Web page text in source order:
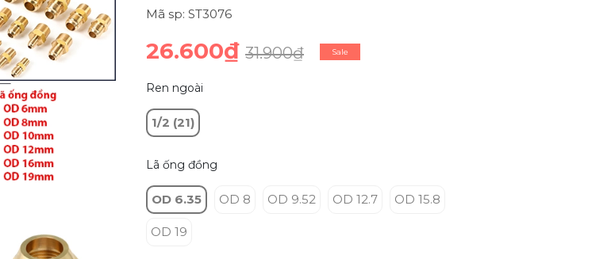
Mã sp: ST3076
26.600₫ 31.900₫ Sale
Ren ngoài
1/2 (21)
Lã ống đồng
OD 6.35 OD 8 OD 9.52 OD 12.7 OD 15.8
OD 19